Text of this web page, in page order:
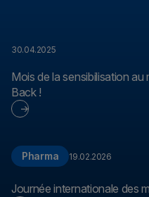
Mois de la sensibilisation
Back !
30.04.2025
Journée internationale des
Pharma 19.02.2026